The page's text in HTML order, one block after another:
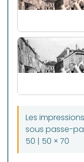
Les
sous passe-
50 | 50 × 70